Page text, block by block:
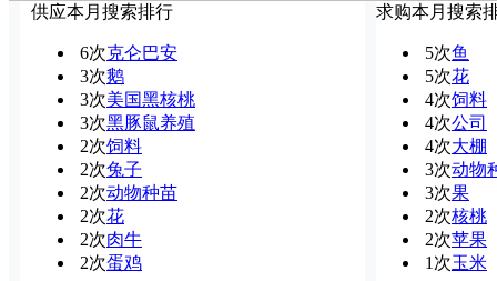
供应本月搜索排行
6次克仑巴安
3次鹅
3次美国黑核桃
3次黑豚鼠养殖
2次饲料
2次兔子
2次动物种苗
2次花
2次肉牛
2次蛋鸡
求购本月搜索
5次鱼
5次花
4次饲料
4次公司
4次大棚
3次动物
3次果
2次核桃
2次苹果
1次玉米